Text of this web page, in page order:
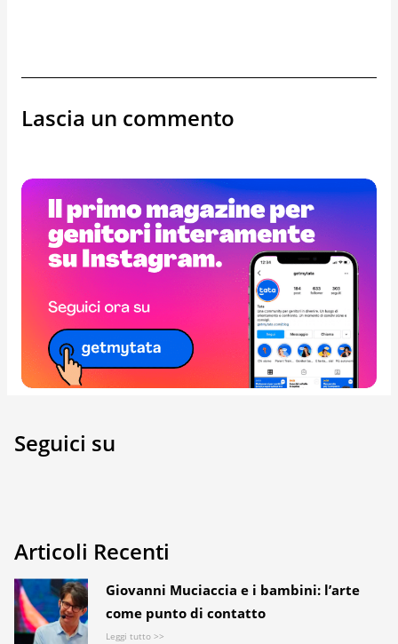
Lascia un commento
Seguici su
Articoli Recenti
Giovanni Muciaccia e i bambini: l’arte
come punto di contatto
Leggi tutto >>